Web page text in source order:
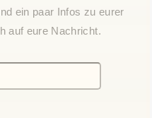
ein paar Infos zu eurer
auf eure Nachricht.